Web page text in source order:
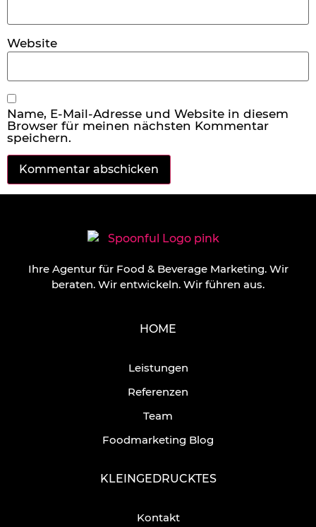
Website
Name, E-Mail-Adresse und Website in diesem
Browser für meinen nächsten Kommentar
speichern.
Ihre Agentur für Food & Beverage Marketing. Wir
beraten. Wir entwickeln. Wir führen aus.
HOME
Leistungen
Referenzen
Team
Foodmarketing Blog
KLEINGEDRUCKTES
Kontakt